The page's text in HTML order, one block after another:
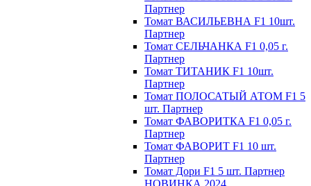
Партнер
Томат ВАСИЛЬЕВНА F1 10шт.
Партнер
Томат СЕЛЬЧАНКА F1 0,05 г.
Партнер
Томат ТИТАНИК F1 10шт.
Партнер
Томат ПОЛОСАТЫЙ АТОМ F1 5
шт. Партнер
Томат ФАВОРИТКА F1 0,05 г.
Партнер
Томат ФАВОРИТ F1 10 шт.
Партнер
Томат Дори F1 5 шт. Партнер
НОВИНКА 2024